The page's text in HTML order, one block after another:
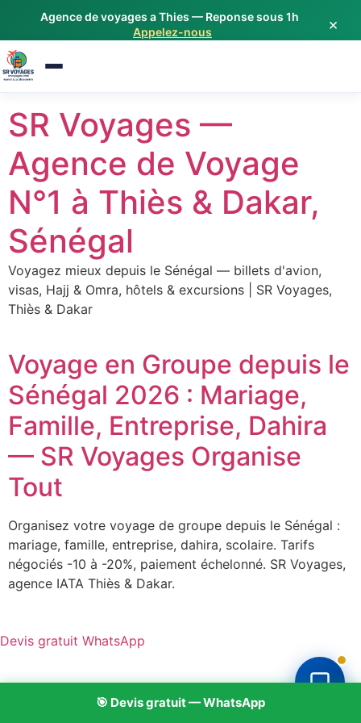
Étiquette : Voyage groupe
au
contenu
SR Voyages —
Agence de Voyage
N°1 à Thiès & Dakar,
Sénégal
Voyagez mieux depuis le Sénégal — billets d'avion,
visas, Hajj & Omra, hôtels & excursions | SR Voyages,
Thiès & Dakar
Voyage en Groupe depuis le
Sénégal 2026 : Mariage,
Famille, Entreprise, Dahira
— SR Voyages Organise
Tout
Organisez votre voyage de groupe depuis le Sénégal :
mariage, famille, entreprise, dahira, scolaire. Tarifs
négociés -10 à -20%, paiement échelonné. SR Voyages,
agence IATA Thiès & Dakar.
Devis gratuit WhatsApp
Agence de voyages a Thies — Reponse sous 1h
Appelez-nous
×